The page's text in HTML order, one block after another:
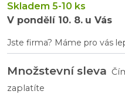
Skladem 5-10 ks
V pondělí 10. 8. u Vás
Jste firma? Máme pro vás
Množstevní sleva
zaplatíte